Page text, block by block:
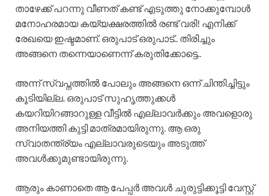
താഴേക്ക് പറന്നു വീണത് കണ്ട് എടുത്തു നോക്കുമ്പോൾ
മനോഹരമായ കയ്യക്ഷരത്തിൽ രണ്ട് വരി! എനിക്ക്
രേഖയെ ഇഷ്ടമാണ്. ഒരുപാട് ഒരുപാട്.. തിരിച്ചും
അങ്ങനെ തന്നെയാണെന്ന് കരുതിക്കോട്ടെ..
അന്ന് സ്വപ്നത്തിൽ പോലും അങ്ങനെ ഒന്ന് ചിന്തിച്ചിട്ടും
കൂടിയില്ല. ഒരുപാട് സുഹൃത്തുക്കൾ
കയറിയിറങ്ങാറുള്ള വീട്ടിൽ എല്ലാവർക്കും അവളൊരു
അനിയത്തി കുട്ടി മാത്രമായിരുന്നു. ആ ഒരു
സ്വാതന്ത്ര്യം എല്ലാവരുടെയും അടുത്ത്
അവൾക്കുമുണ്ടായിരുന്നു.
ആരും കാണാതെ ആ പേപ്പർ അവൾ ചുരുട്ടിക്കൂട്ടി വേസ്റ്റ്